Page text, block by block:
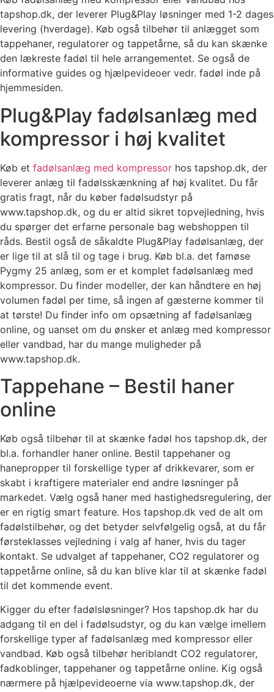
tapshop.dk, der leverer Plug&Play løsninger med 1-2 dages
levering (hverdage). Køb også tilbehør til anlægget som
tappehaner, regulatorer og tappetårne, så du kan skænke
den lækreste fadøl til hele arrangementet. Se også de
informative guides og hjælpevideoer vedr. fadøl inde på
hjemmesiden.
Plug&Play fadølsanlæg med
kompressor i høj kvalitet
Køb et fadølsanlæg med kompressor hos tapshop.dk, der
leverer anlæg til fadølsskænkning af høj kvalitet. Du får
gratis fragt, når du køber fadølsudstyr på
www.tapshop.dk, og du er altid sikret topvejledning, hvis
du spørger det erfarne personale bag webshoppen til
råds. Bestil også de såkaldte Plug&Play fadølsanlæg, der
er lige til at slå til og tage i brug. Køb bl.a. det famøse
Pygmy 25 anlæg, som er et komplet fadølsanlæg med
kompressor. Du finder modeller, der kan håndtere en høj
volumen fadøl per time, så ingen af gæsterne kommer til
at tørste! Du finder info om opsætning af fadølsanlæg
online, og uanset om du ønsker et anlæg med kompressor
eller vandbad, har du mange muligheder på
www.tapshop.dk.
Tappehane – Bestil haner
online
Køb også tilbehør til at skænke fadøl hos tapshop.dk, der
bl.a. forhandler haner online. Bestil tappehaner og
hanepropper til forskellige typer af drikkevarer, som er
skabt i kraftigere materialer end andre løsninger på
markedet. Vælg også haner med hastighedsregulering, der
er en rigtig smart feature. Hos tapshop.dk ved de alt om
fadølstilbehør, og det betyder selvfølgelig også, at du får
førsteklasses vejledning i valg af haner, hvis du tager
kontakt. Se udvalget af tappehaner, CO2 regulatorer og
tappetårne online, så du kan blive klar til at skænke fadøl
til det kommende event.
Kigger du efter fadølsløsninger? Hos tapshop.dk har du
adgang til en del i fadølsudstyr, og du kan vælge imellem
forskellige typer af fadølsanlæg med kompressor eller
vandbad. Køb også tilbehør heriblandt CO2 regulatorer,
fadkoblinger, tappehaner og tappetårne online. Kig også
nærmere på hjælpevideoerne via www.tapshop.dk, der